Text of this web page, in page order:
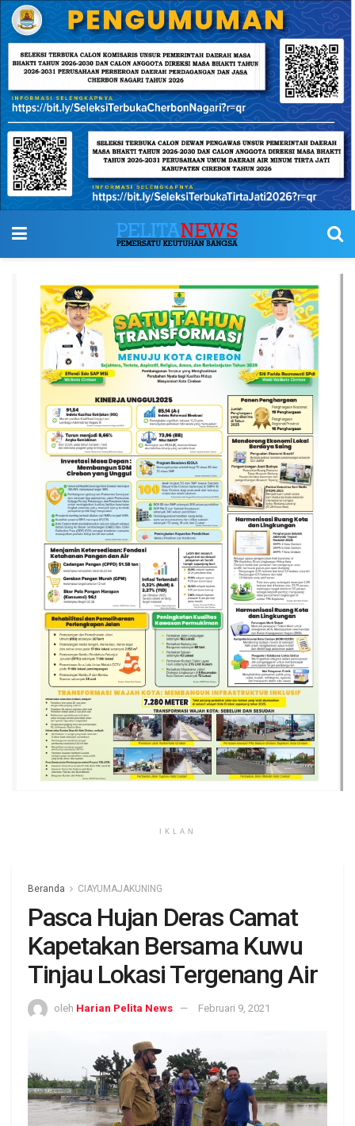
IKLAN
Beranda CIAYUMAJAKUNING
Pasca Hujan Deras Camat
Kapetakan Bersama Kuwu
Tinjau Lokasi Tergenang Air
oleh Harian Pelita News Februari 9, 2021